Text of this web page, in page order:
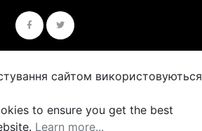
сайтом використовуються
to ensure you get the best
Learn more...